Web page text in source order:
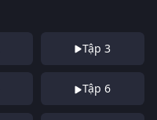
Tập 3
Tập 6